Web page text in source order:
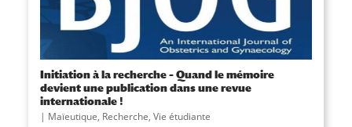
Initiation à la recherche – Quand le mémoire
devient une publication dans une revue
internationale !
Maïeutique, Recherche, Vie étudiante